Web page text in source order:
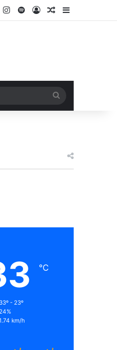
Instagram
SpotifyLog InRandom Article
Sidebar
℃
33º - 23º
km/h